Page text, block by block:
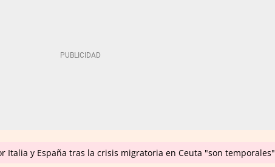
y España tras la crisis migratoria en Ceuta "son temporales"